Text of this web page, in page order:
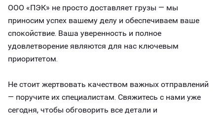
ООО «ПЭК» не просто доставляет грузы — мы
приносим успех вашему делу и обеспечиваем ваше
спокойствие. Ваша уверенность и полное
удовлетворение являются для нас ключевым
приоритетом.
Не стоит жертвовать качеством важных отправлений
— поручите их специалистам. Свяжитесь с нами уже
сегодня, чтобы обговорить все детали и